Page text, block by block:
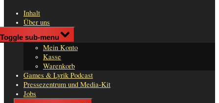
Inhalt
Über uns
Shop
Toggle sub-menu
Mein Konto
Kasse
Warenkorb
Games & Lyrik Podcast
Pressezentrum und Media-Kit
Jobs